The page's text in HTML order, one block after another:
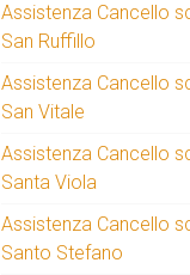
Assistenza Cancello
San Ruffillo
Assistenza Cancello
San Vitale
Assistenza Cancello
Santa Viola
Assistenza Cancello
Santo Stefano